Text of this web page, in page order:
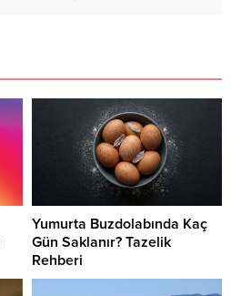
Yumurta Buzdolabında Kaç
Gün Saklanır? Tazelik
Rehberi